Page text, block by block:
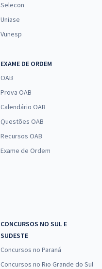
Selecon
Uniase
Vunesp
EXAME DE ORDEM
OAB
Prova OAB
Calendário OAB
Questões OAB
Recursos OAB
Exame de Ordem
CONCURSOS NO SUL E
SUDESTE
Concursos no Paraná
Concursos no Rio Grande do Sul